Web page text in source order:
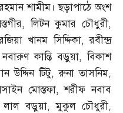
শামীম। ছড়াপাঠে অংশ
,লিটন কুমার চৌধুরী,
খানম সিদ্দিকা,রবীন্দ্র
নবারুণ কান্তি বড়ুয়া,বিকাশ
উদ্দিন টিটু,রুনা তাসনিম,
মোস্তফা,শরীফ নবাব
লাল বড়ুয়া,মুকুল চৌধুরী,